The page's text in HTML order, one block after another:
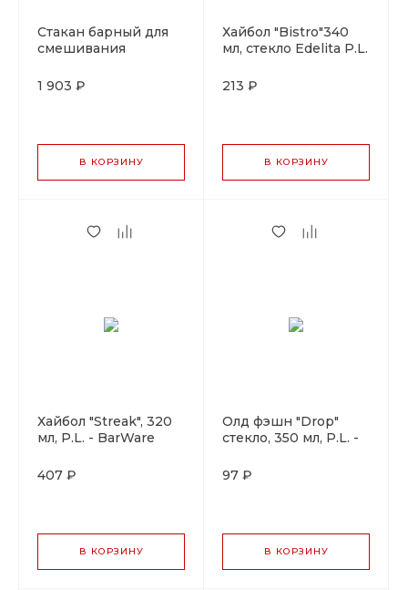
Стакан барный для
смешивания
650 мл, P.L.- Barbossa
1 903 ₽
В КОРЗИНУ
Хайбол "Bistro"340
мл, стекло Edelita P.L.
213 ₽
В КОРЗИНУ
Хайбол "Streak", 320
мл, P.L. - BarWare
407 ₽
В КОРЗИНУ
Олд фэшн "Drop"
стекло, 350 мл, P.L. -
97 ₽
В КОРЗИНУ